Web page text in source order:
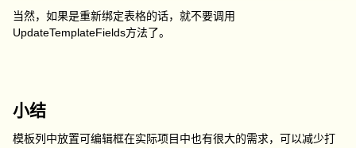
当然，如果是重新绑定表格的话，就不要调用
UpdateTemplateFields方法了。
小结
模板列中放置可编辑框在实际项目中也有很大的需求，可以减少打